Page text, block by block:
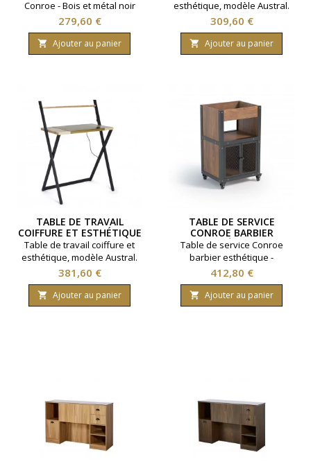
Conroe - Bois et métal noir
mat
Prix
279,60 €
 Ajouter au panier
esthétique, modèle Austral.
Design épuré et stylisé.
Plateaux en bois de chêne
massif. Roulettes
professionnelles anti-
Prix
309,60 €
 Ajouter au panier
TABLE DE TRAVAIL
COIFFURE ET ESTHÉTIQUE
AUSTRAL
Table de travail coiffure et
esthétique, modèle Austral.
Design épuré et stylisé.
Plateau en bois de chêne
massif. Eclairage à LED
Prix
381,60 €
 Ajouter au panier
TABLE DE SERVICE
CONROE BARBIER
ESTHÉTIQUE
Table de service Conroe
barbier esthétique -
&nbsp;Bois et métal noir mat
Prix
412,80 €
 Ajouter au panier